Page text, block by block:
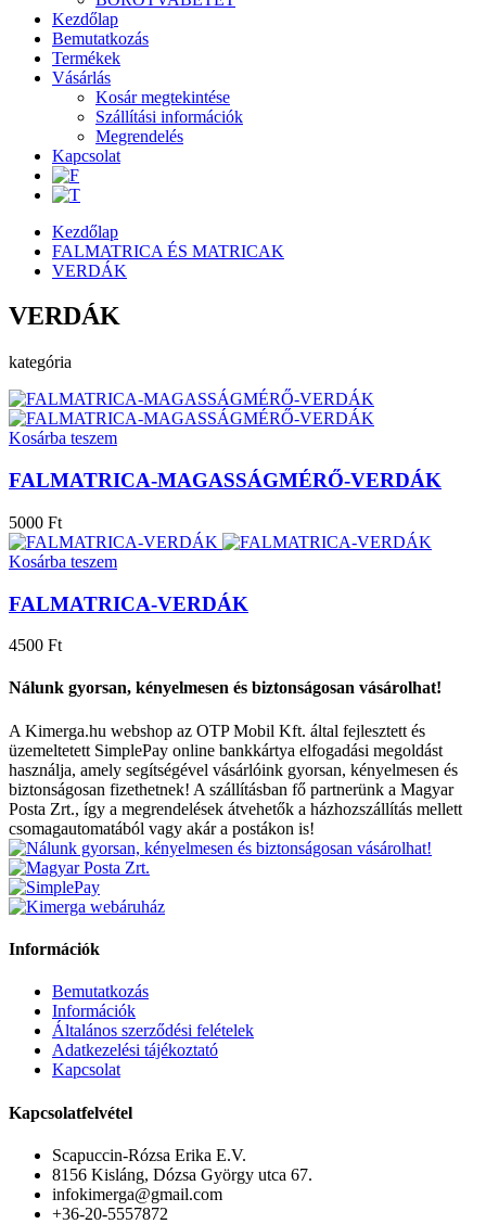
Kezdőlap
Bemutatkozás
Termékek
Vásárlás
Kosár megtekintése
Szállítási információk
Megrendelés
Kapcsolat
Kezdőlap
FALMATRICA ÉS MATRICAK
VERDÁK
VERDÁK
kategória
Kosárba teszem
FALMATRICA-MAGASSÁGMÉRŐ-VERDÁK
5000 Ft
Kosárba teszem
FALMATRICA-VERDÁK
4500 Ft
Nálunk gyorsan, kényelmesen és biztonságosan vásárolhat!
A Kimerga.hu webshop az OTP Mobil Kft. által fejlesztett és
üzemeltetett SimplePay online bankkártya elfogadási megoldást
használja, amely segítségével vásárlóink gyorsan, kényelmesen és
biztonságosan fizethetnek! A szállításban fő partnerünk a Magyar
Posta Zrt., így a megrendelések átvehetők a házhozszállítás mellett
csomagautomatából vagy akár a postákon is!
Információk
Bemutatkozás
Információk
Általános szerződési felételek
Adatkezelési tájékoztató
Kapcsolat
Kapcsolatfelvétel
Scapuccin-Rózsa Erika E.V.
8156 Kisláng, Dózsa György utca 67.
infokimerga@gmail.com
+36-20-5557872